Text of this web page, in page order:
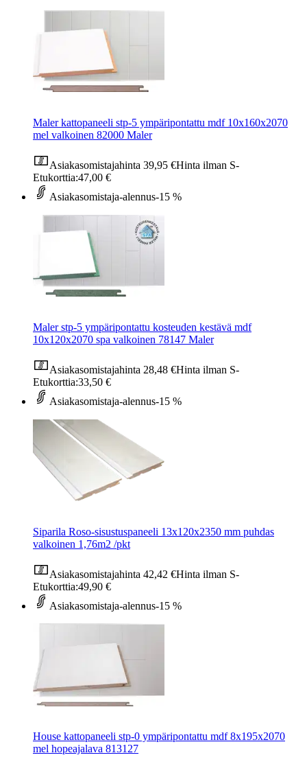
Maler kattopaneeli stp-5 ympäripontattu mdf 10x160x2070
mel valkoinen 82000 Maler
Asiakasomistajahinta 39,95 €Hinta ilman S-
Etukorttia:47,00 €
Asiakasomistaja-alennus-15 %
Maler stp-5 ympäripontattu kosteuden kestävä mdf
10x120x2070 spa valkoinen 78147 Maler
Asiakasomistajahinta 28,48 €Hinta ilman S-
Etukorttia:33,50 €
Asiakasomistaja-alennus-15 %
Siparila Roso-sisustuspaneeli 13x120x2350 mm puhdas
valkoinen 1,76m2 /pkt
Asiakasomistajahinta 42,42 €Hinta ilman S-
Etukorttia:49,90 €
Asiakasomistaja-alennus-15 %
House kattopaneeli stp-0 ympäripontattu mdf 8x195x2070
mel hopeajalava 813127